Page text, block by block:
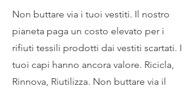
Non buttare via i tuoi vestiti. Il nostro
pianeta paga un costo elevato per i
rifiuti tessili prodotti dai vestiti scartati. I
tuoi capi hanno ancora valore. Ricicla,
Rinnova, Riutilizza. Non buttare via il